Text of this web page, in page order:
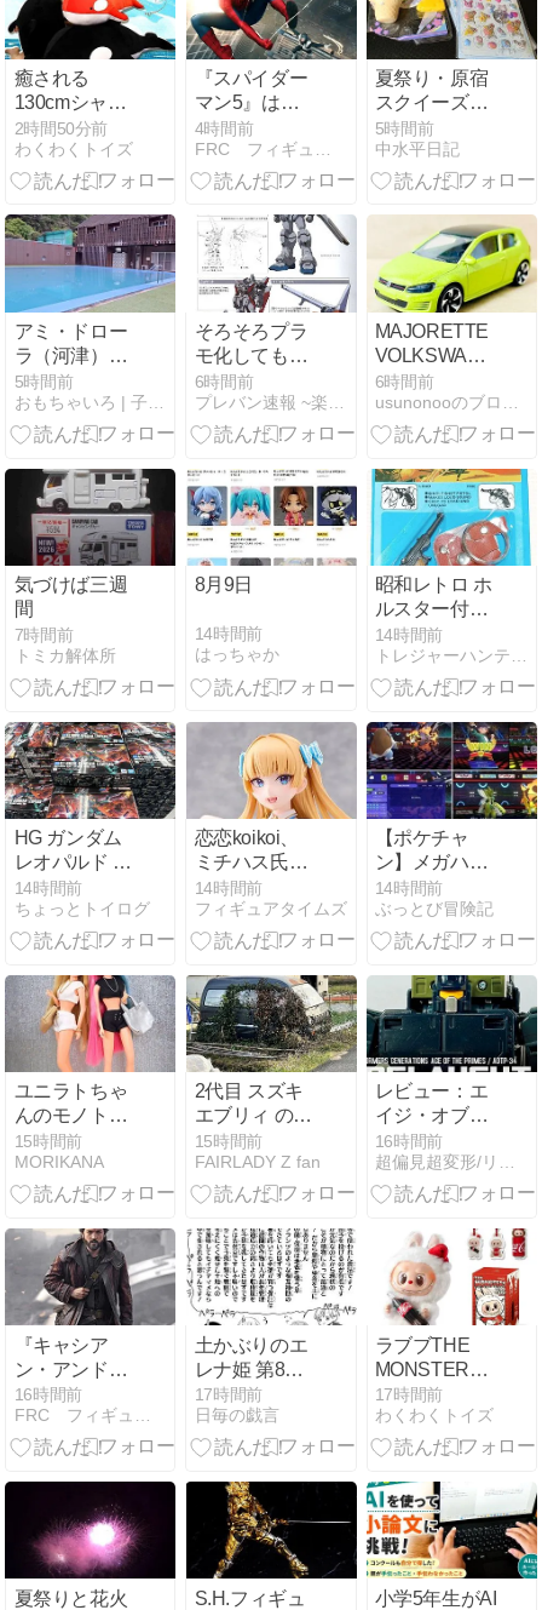
癒される
130cmシャチ
の大きなぬい
ぐるみ
2時間50分前
わくわくトイズ
『スパイダー
マン5』はい
つになるの
か？ ー 監督の
次作が判明
4時間前
夏祭り・原宿
スクイーズ・
ボンボンドロ
ップシール
5時間前
中水平日記
アミ・ドロー
ラ（河津）子
連れ宿泊レビ
ュー｜温泉プ
ールの水深・
る時間を確か
めました
5時間前
そろそろプラ
モ化してもい
いと思うやつ
6時間前
MAJORETTE
VOLKSWAGEN
GOLF GTI
ITALIAN
COLLECTION
6時間前
気づけば三週
間
7時間前
トミカ解体所
8月9日
14時間前
はっちゃか
昭和レトロ ホ
ルスター付き
ダイキャスト
キャップガン
ピストル 駄菓
14時間前
HG ガンダム
レオパルド &
真骨彫 仮面ラ
イダーBLACK
RX 発売 ～ ガ
イションの新
作は買いやす
くなったけ
ど…
14時間前
ちょっとトイログ
恋恋koikoi、
ミチハス氏が
描いたオリジ
ナルキャラク
ター『リナ・
ル』フィギュ
ア化！
14時間前
フィギュアタイムズ
【ポケチャ
ン】メガハッ
サム＋メガカ
メックスが楽
しいから、ZA
ヤブン「カメ
ックス」を持
ってきた！！
さぁ思う存分
暴れてくれメ
ガカメック
ス！！
14時間前
ぶっとび冒険記
ユニラトちゃ
んのモノトー
ン色違いコー
デ
15時間前
MORIKANA
2代目 スズキ
エブリィ の草
ヒロ
15時間前
FAIRLADY Z fan
レビュー：エ
イジ・オブ・
ザ・プライム
AOTP-34 オン
スロート（そ
ロート
編）|G1「オ
ンスロート」
をコマンダー
クラスで完全
リメイク
16時間前
超偏見超変形/リベンジ
『キャシア
ン・アンド
ー』、当初は
異なるタイト
ルが用意され
16時間前
FRC フィギュアレビューセンター
土かぶりのエ
レナ姫 第8巻
感想【異世界
転生×農業×ロ
マンス】
17時間前
日毎の戯言
ラブブTHE
MONSTERS
コーラシリー
ズを客観レビ
ュー
17時間前
わくわくトイズ
夏祭りと花火
S.H.フィギュ
小学5年生がAI